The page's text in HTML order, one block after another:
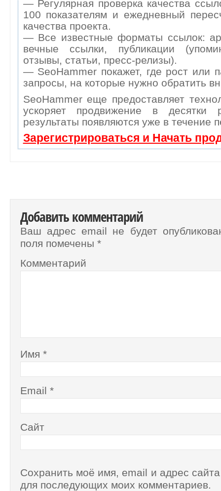
— Регулярная проверка качества
100 показателям и ежедневный
качества проекта.
— Все известные форматы ссылок:
вечные ссылки, публикации
отзывы, статьи, пресс-релизы).
— SeoHammer покажет, где рост или
запросы, на которые нужно обратить
SeoHammer еще предоставляет
ускоряет продвижение в
результаты появляются уже в течение
Зарегистрироваться и Начать
Добавить комментарий
Ваш адрес email не будет
поля помечены *
Комментарий
Имя *
Email *
Сайт
Сохранить моё имя, email и адрес
для последующих моих комментариев.